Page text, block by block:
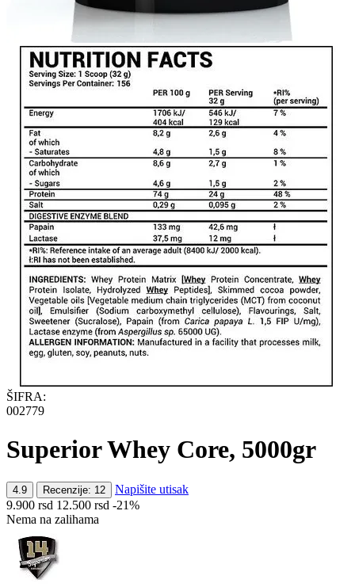
ŠIFRA:
002779
Superior Whey Core, 5000gr
4.9 Recenzije: 12
Napišite utisak
9.900 rsd 12.500 rsd -21%
Nema na zalihama